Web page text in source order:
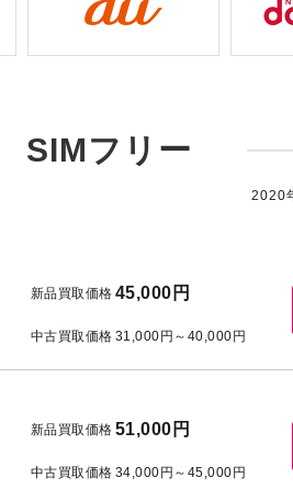
SIMフリー
2020
新品買取価格 45,000円
中古買取価格 31,000円～40,000円
新品買取価格 51,000円
中古買取価格 34,000円～45,000円